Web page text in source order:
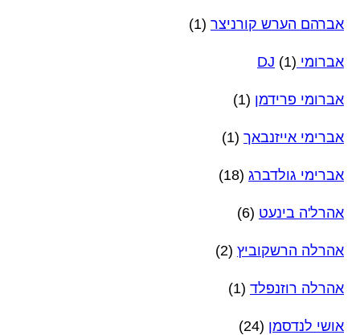
אברהם הערש קורניצר (1)
אברומי DJ (1)
אברומי פרידמן (1)
אברימי אייזנבאך (1)
אברימי גולדברג (18)
אהרל'ה בינעט (6)
אהרלה הרשקוביץ (2)
אהרלה רוזנפלד (1)
אושי לנדסמן (24)